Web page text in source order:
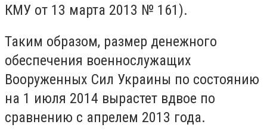
КМУ от 13 марта 2013 № 161).
Таким образом, размер денежного
обеспечения военнослужащих
Вооруженных Сил Украины по состоянию
на 1 июля 2014 вырастет вдвое по
сравнению с апрелем 2013 года.